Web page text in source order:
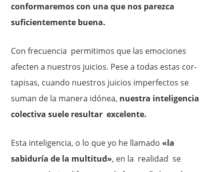
conformaremos con una que nos parezca
suficientemente buena.
Con frecuencia permitimos que las emociones
afecten a nuestros juicios. Pese a todas estas cor­
tapisas, cuando nuestros juicios imperfectos se
suman de la manera idónea, nuestra inteligencia
colectiva suele resultar excelente.
Esta inteligencia, o lo que yo he llamado«la
sabiduría de la multitud», en la realidad se